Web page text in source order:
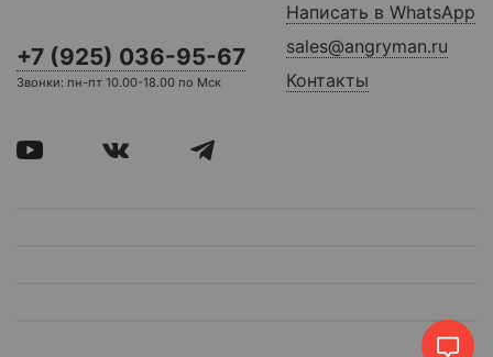
+7 (925) 036-95-67
Звонки: пн-пт 10.00-18.00 по Мск
Написать в WhatsApp
sales@angryman.ru
Контакты